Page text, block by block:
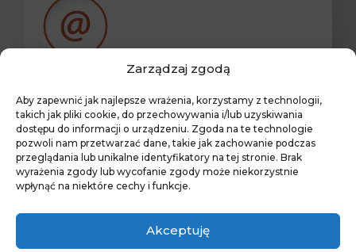
Zarządzaj zgodą
Aby zapewnić jak najlepsze wrażenia, korzystamy z technologii,
takich jak pliki cookie, do przechowywania i/lub uzyskiwania
dostępu do informacji o urządzeniu. Zgoda na te technologie
pozwoli nam przetwarzać dane, takie jak zachowanie podczas
przeglądania lub unikalne identyfikatory na tej stronie. Brak
wyrażenia zgody lub wycofanie zgody może niekorzystnie
wpłynąć na niektóre cechy i funkcje.
Akceptuję
Funer Praga Północ